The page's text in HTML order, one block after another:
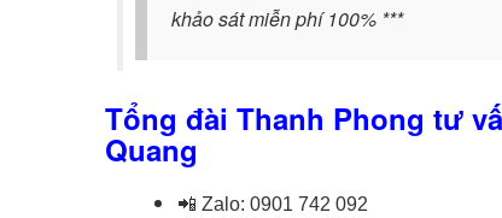
khảo sát miễn phí 100% ***
Tổng đài Thanh Phong tư
Quang
📲 Zalo: 0901 742 092